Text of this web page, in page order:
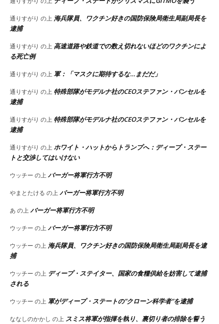
通りすがり の上 海兵隊員、ワクチン好きの国防保険局衛生局副局長を
逮捕
通りすがり の上 高速道路や鉄道での数え切れないほどのワクチンによ
る死亡例
通りすがり の上 軍：「マスクに期待するな…まだだ」
通りすがり の上 特殊部隊がモデルナ社のCEOステファン・バンセルを
逮捕
通りすがり の上 特殊部隊がモデルナ社のCEOステファン・バンセルを
逮捕
通りすがり の上 ホワイト・ハットからトランプへ：ディープ・ステー
トと交渉してはいけない
ウッチー の上 バーガー将軍行方不明
やまとたける の上 バーガー将軍行方不明
あ の上 バーガー将軍行方不明
ウッチー の上 バーガー将軍行方不明
ウッチー の上 海兵隊員、ワクチン好きの国防保険局衛生局副局長を逮
捕
ウッチー の上 ディープ・ステイター、国家の食糧供給を妨害して逮捕
される
ウッチー の上 軍がディープ・ステートの”クローン科学者”を逮捕
ななしのかかし の上 スミス将軍が指揮を執り、裏切り者の排除を誓う